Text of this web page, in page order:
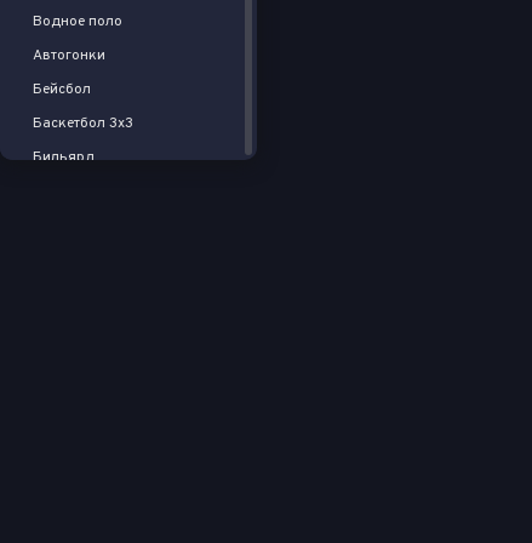
Водное поло
Автогонки
Бейсбол
Баскетбол 3x3
Бильярд